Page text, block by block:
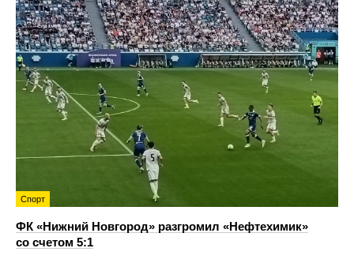
Спорт
ФК «Нижний Новгород» разгромил «Нефтехимик»
со счетом 5:1